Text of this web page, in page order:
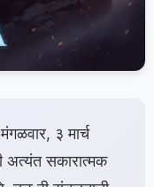
३ मार्च
अत्यंत सकारात्मक